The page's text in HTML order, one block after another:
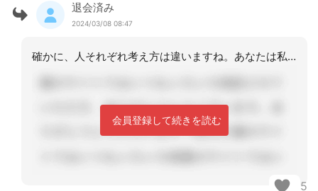
退会済み
2024/03/08 08:47
確かに、人それぞれ考え方は違いますね。あなたは私の意見に対しての文句だけの投稿で
会員登録して続きを読む
5